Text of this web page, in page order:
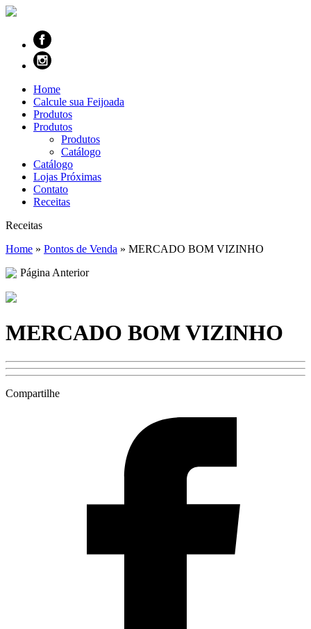
Home
Calcule sua Feijoada
Produtos
Produtos
Produtos
Catálogo
Catálogo
Lojas Próximas
Contato
Receitas
Receitas
Home » Pontos de Venda » MERCADO BOM VIZINHO
Página Anterior
MERCADO BOM VIZINHO
Compartilhe